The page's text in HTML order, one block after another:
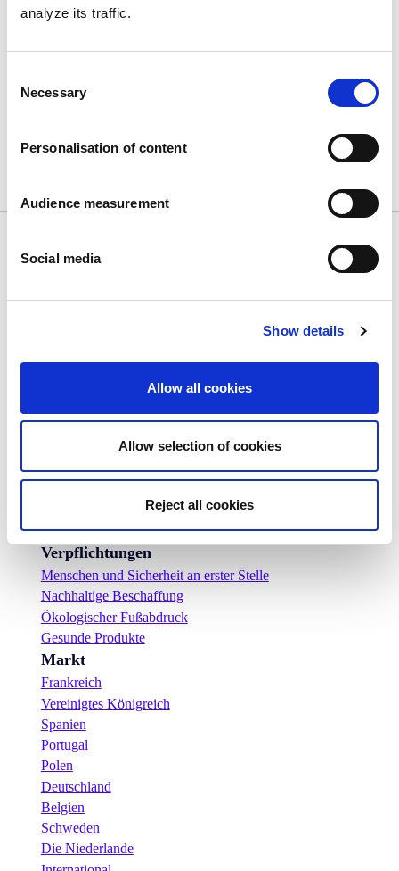
analyze its traffic.
Selection
Necessary
Personalisation of content
Audience measurement
Social media
Show details
Allow all cookies
Allow selection of cookies
Reject all cookies
Fußabdruck
Regulatorische Informationen
Karriere
Verpflichtungen
Menschen und Sicherheit an erster Stelle
Nachhaltige Beschaffung
Ökologischer Fußabdruck
Gesunde Produkte
Markt
Frankreich
Vereinigtes Königreich
Spanien
Portugal
Polen
Deutschland
Belgien
Schweden
Die Niederlande